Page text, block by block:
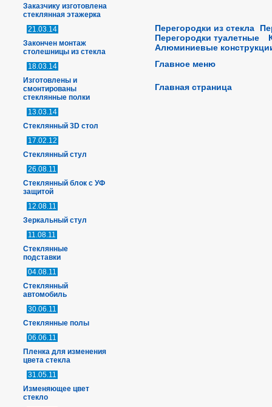
Заказчику изготовлена
стеклянная этажерка
21.03.14
Закончен монтаж
столешницы из стекла
18.03.14
Изготовлены и
смонтированы
стеклянные полки
13.03.14
Стеклянный 3D стол
17.02.12
Стеклянный стул
26.08.11
Стеклянный блок с УФ
защитой
12.08.11
Зеркальный стул
11.08.11
Стеклянные
подставки
04.08.11
Стеклянный
автомобиль
30.06.11
Стеклянные полы
06.06.11
Пленка для изменения
цвета стекла
31.05.11
Изменяющее цвет
стекло
Перегородки из стекла
Перегородки туалетные
Алюминиевые
Главное меню
Главная страница